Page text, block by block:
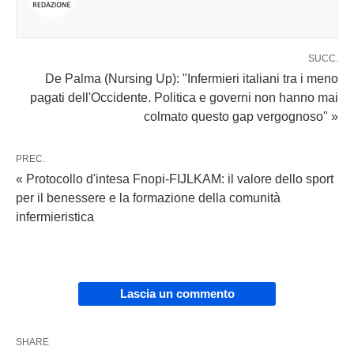
SUCC.
De Palma (Nursing Up): "Infermieri italiani tra i meno
pagati dell'Occidente. Politica e governi non hanno mai
colmato questo gap vergognoso" »
PREC.
« Protocollo d'intesa Fnopi-FIJLKAM: il valore dello sport
per il benessere e la formazione della comunità
infermieristica
Lascia un commento
SHARE